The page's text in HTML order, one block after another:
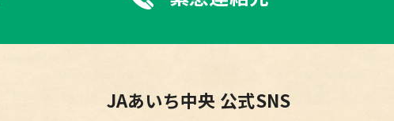
JAあいち中央 公式SNS